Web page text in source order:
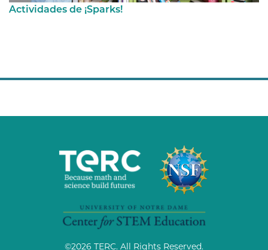
Actividades de ¡Sparks!
©2026 TERC. All Rights Reserved.